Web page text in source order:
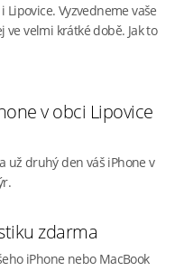
Vyzvedneme vaše
velmi krátké době. Jak to
v obci Lipovice
už druhý den váš iPhone v
zdarma
iPhone nebo MacBook